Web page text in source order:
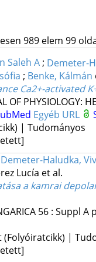
989 elem 99
Saleh A; Demeter-
; Benke, Kálmán
Ca2+-activated
OF PHYSIOLOGY:
Egyéb URL
| Tudományos
Demeter-Haludka,
Lucía et al.
a kamrai
56: Suppl A
(Folyóiratcikk) |